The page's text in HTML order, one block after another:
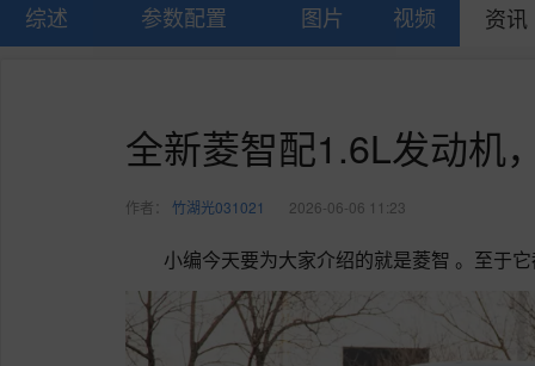
综述 参数配置 图片 视频 资讯
全新菱智配1.6L发动机
作者： 竹湖光031021 2026-06-06 11:23
小编今天要为大家介绍的就是菱智 。至于